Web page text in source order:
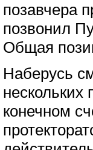
позавчера
позвонил
Общая
Наберусь
конечном